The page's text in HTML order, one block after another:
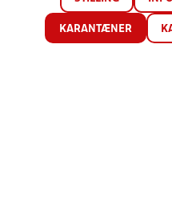
KARANTÆNER